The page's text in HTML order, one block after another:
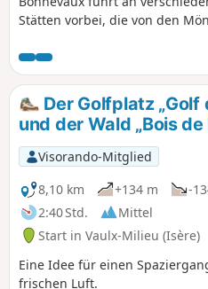
Stätten vorbei, die von den
nicht mehr existierenden
Zisterzienserkloster,
wurden. Eine spezielle
verweist mittels
in einer Broschüre
Stätten.
Der Golfplatz „Golf
und der Wald „Bois
Visorando-Mitglied
8,10 km
+134 m
-
2:40 Std.
Mittel
Start in Vaulx-Milieu (Isère)
Eine Idee für einen
frischen Luft.